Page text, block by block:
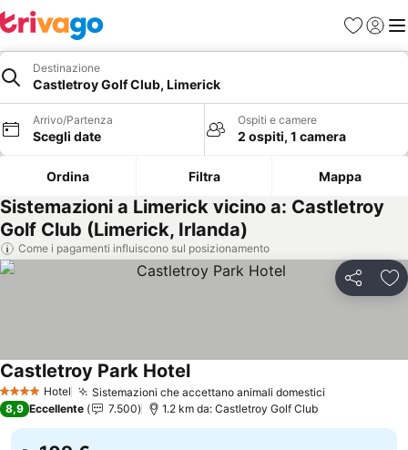
PreferitiAccedi
Destinazione
Castletroy Golf Club, Limerick
Arrivo/Partenza
Scegli date
Ospiti e camere
2 ospiti, 1 camera
Ordina Filtra Mappa
Sistemazioni a Limerick vicino a: Castletroy
Golf Club (Limerick, Irlanda)
Come i pagamenti influiscono sul posizionamento
Condividi
4 Stelle Hotel Sistemazioni che accettano animali domestici
Castletroy Park HotelScopri i prezzi
8,9 Eccellente 7.500 1.2 km da: Castletroy Golf Club